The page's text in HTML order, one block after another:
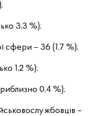
3,3 %);
сфери – 36 (1,7 %);
1,2 %);
0,4 %);
–